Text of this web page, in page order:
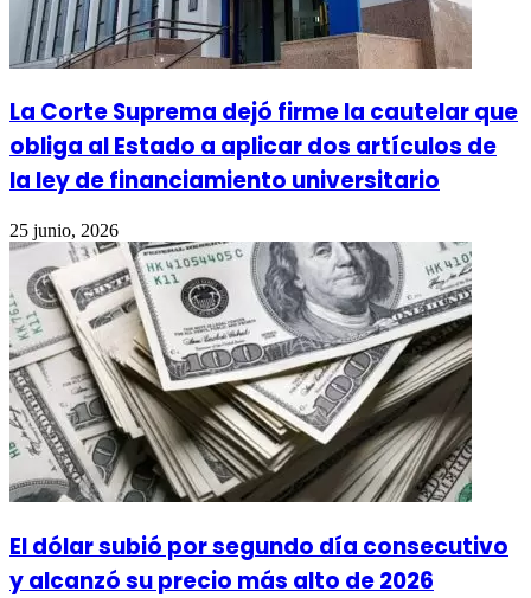
La Corte Suprema dejó firme la cautelar que
obliga al Estado a aplicar dos artículos de
la ley de financiamiento universitario
25 junio, 2026
El dólar subió por segundo día consecutivo
y alcanzó su precio más alto de 2026